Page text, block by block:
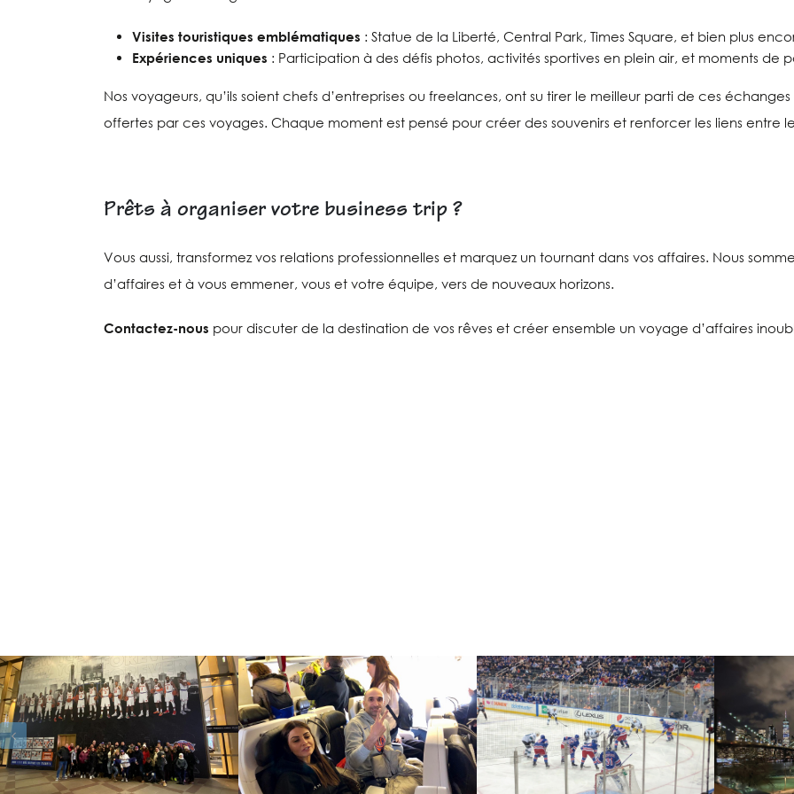
Visites touristiques emblématiques : Statue de la Liberté, Central Park, Times Square, et bien plus
Expériences uniques : Participation à des défis photos, activités sportives en plein air, et moments de
Nos voyageurs, qu’ils soient chefs d’entreprises ou freelances, ont su tirer le meilleur parti de ces
offertes par ces voyages. Chaque moment est pensé pour créer des souvenirs et renforcer les liens entre
Prêts à organiser votre business trip ?
Vous aussi, transformez vos relations professionnelles et marquez un tournant dans vos affaires. Nous
d’affaires et à vous emmener, vous et votre équipe, vers de nouveaux horizons.
Contactez-nous pour discuter de la destination de vos rêves et créer ensemble un voyage d’affaires